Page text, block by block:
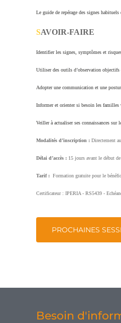
Le guide de repérage des signes habituels
SAVOIR-FAIRE
Identifier les signes, symptômes et
Utiliser des outils d’observation objectifs
Adopter une communication et une
Informer et orienter si besoin les familles
Veiller à actualiser ses connaissances sur
Modalités d’inscription : Directement
Délai d’accès : 15 jours avant le début
Tarif : Formation gratuite pour le
Certificateur : IPERIA - RS5439 -
PROCHAINES
Besoin